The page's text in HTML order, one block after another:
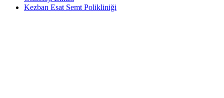
Kezban Esat Semt Polikliniği